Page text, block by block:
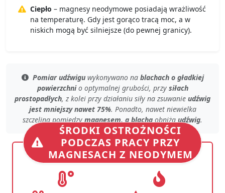
Ciepło – magnesy neodymowe posiadają wrażliwość
na temperaturę. Gdy jest gorąco tracą moc, a w
niskich mogą być silniejsze (do pewnej granicy).
Pomiar udźwiguwykonywano na blachach o gładkiej
powierzchnio optymalnej grubości, przy siłach
prostopadłych, z kolei przy działaniu siły na zsuwanie udźwig
jest mniejszy nawet 75%. Ponadto, nawet niewielka
szczelina pomiędzy magnesem, a blachą obniża udźwig.
ŚRODKI OSTROŻNOŚCI
PODCZAS PRACY PRZY
MAGNESACH Z NEODYMEM